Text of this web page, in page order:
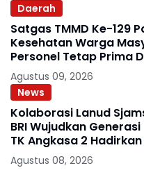
Daerah
Satgas TMMD Ke-129
Kesehatan Warga
Personel Tetap Prima
TMMD di Kampung Sesor
Agustus 09, 2026
News
Kolaborasi Lanud
BRI Wujudkan
TK Angkasa 2
Masa Depan Anak
Agustus 08, 2026